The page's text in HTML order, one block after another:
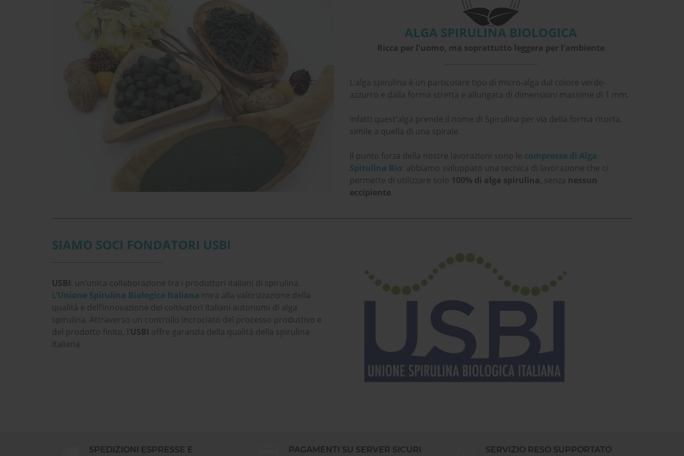
ALGA SPIRULINA BIOLOGICA
Ricca per l'uomo, ma soprattutto leggera per l'ambiente
L’alga spirulina è un particolare tipo di micro-alga dal colore verde-
azzurro e dalla forma stretta e allungata di dimensioni massime di 1 mm.
Infatti quest’alga prende il nome di Spirulina per via della forma ritorta,
simile a quella di una spirale.
Il punto forza della nostre lavorazioni sono le compresse di Alga
Spitulina Bio: abbiamo sviluppato una tecnica di lavorazione che ci
permette di utilizzare solo 100% di alga spirulina, senza nessun
eccipiente.
SIAMO SOCI FONDATORI USBI
USBI: un’unica collaborazione tra i produttori italiani di spirulina.
L’Unione Spirulina Biologica Italiana mira alla valorizzazione della
qualità e dell’innovazione dei coltivatori italiani autonomi di alga
spirulina. Attraverso un controllo incrociato del processo produttivo e
del prodotto finito, l’USBI offre garanzia della qualità della spirulina
italiana
SPEDIZIONI ESPRESSE E PAGAMENTI SU SERVER SICURI SERVIZIO RESO SUPPORTATO